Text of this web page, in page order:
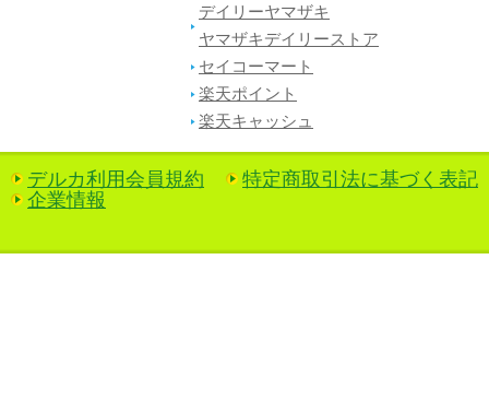
デイリーヤマザキ
ヤマザキデイリーストア
セイコーマート
楽天ポイント
楽天キャッシュ
デルカ利用会員規約
特定商取引法に基づく表記
企業情報